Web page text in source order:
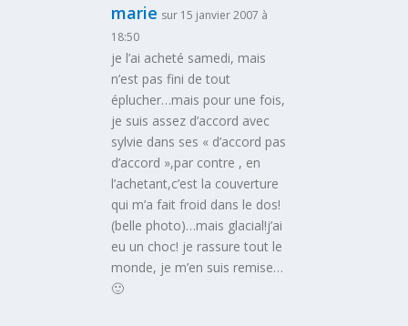
marie sur 15 janvier 2007 à
18:50
je l’ai acheté samedi, mais
n’est pas fini de tout
éplucher…mais pour une fois,
je suis assez d’accord avec
sylvie dans ses « d’accord pas
d’accord »,par contre , en
l’achetant,c’est la couverture
qui m’a fait froid dans le dos!
(belle photo)…mais glacial!j’ai
eu un choc! je rassure tout le
monde, je m’en suis remise…
🙂